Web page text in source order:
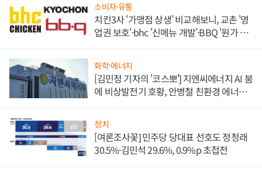
소비자·유통
치킨3사 '가맹점 상생' 비교해보니, 교촌 '영
업권 보호'·bhc '신메뉴 개발'·BBQ '원가 부
화학·에너지
[김민정 기자의 '코스뽀'] 지엔씨에너지 AI 붐
에 비상발전기 호황, 안병철 친환경 에너지
정치
[여론조사꽃] 민주당 당대표 선호도 정청래
30.5%·김민석 29.6%, 0.9%p 초접전